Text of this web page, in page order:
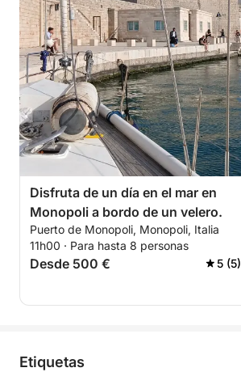
Disfruta de un día en el mar en
Monopoli a bordo de un velero.
Puerto de Monopoli, Monopoli, Italia
11h00 · Para hasta 8 personas
Desde 500 € 5 (5)
Etiquetas